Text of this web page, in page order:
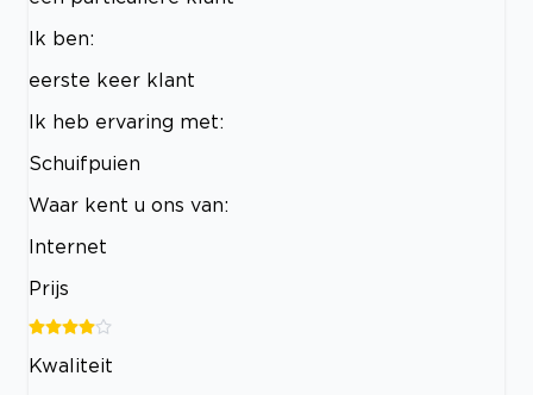
Ik ben:
eerste keer klant
Ik heb ervaring met:
Schuifpuien
Waar kent u ons van:
Internet
Prijs
Kwaliteit